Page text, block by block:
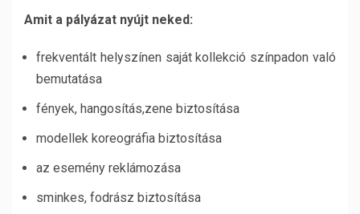
Amit a pályázat nyújt neked:
frekventált helyszínen saját kollekció színpadon való
bemutatása
fények, hangosítás,zene biztosítása
modellek koreográfia biztosítása
az esemény reklámozása
sminkes, fodrász biztosítása